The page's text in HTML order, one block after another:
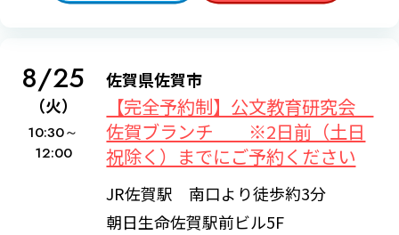
8/25
（火）
10:30～
12:00
佐賀県佐賀市
【完全予約制】公文教育研究会
佐賀ブランチ ※2日前（土日
祝除く）までにご予約ください
JR佐賀駅 南口より徒歩約3分
朝日生命佐賀駅前ビル5F